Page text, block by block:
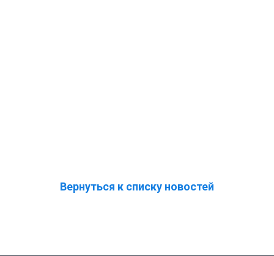
Вернуться к списку новостей